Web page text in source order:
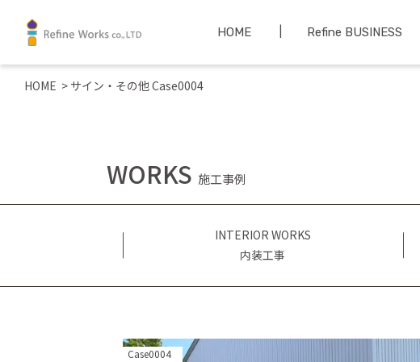
HOME Refine BUSINESS
HOME > サイン・その他 Case0004
WORKS 施工事例
INTERIOR WORKS
内装工事
Case0004